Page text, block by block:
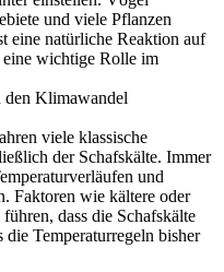
und viele Pflanzen
eine natürliche Reaktion auf
eine wichtige Rolle im
den Klimawandel
viele klassische
der Schafskälte. Immer
und
Faktoren wie kältere oder
dass die Schafskälte
Temperaturregeln bisher